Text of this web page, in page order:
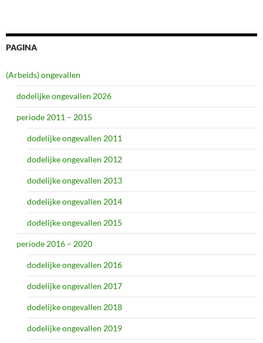
PAGINA
(Arbeids) ongevallen
dodelijke ongevallen 2026
periode 2011 – 2015
dodelijke ongevallen 2011
dodelijke ongevallen 2012
dodelijke ongevallen 2013
dodelijke ongevallen 2014
dodelijke ongevallen 2015
periode 2016 – 2020
dodelijke ongevallen 2016
dodelijke ongevallen 2017
dodelijke ongevallen 2018
dodelijke ongevallen 2019